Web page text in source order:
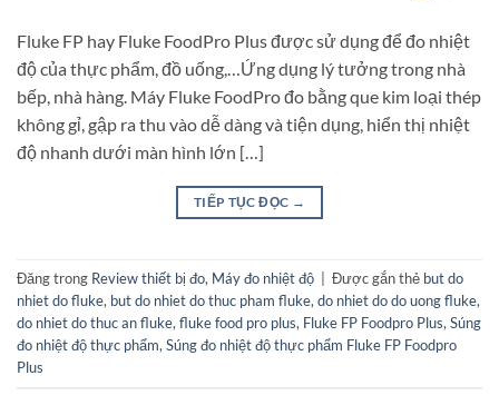
Fluke FP hay Fluke FoodPro Plus được sử dụng để đo nhiệt
độ của thực phẩm, đồ uống,…Ứng dụng lý tưởng trong nhà
bếp, nhà hàng. Máy Fluke FoodPro đo bằng que kim loại thép
không gỉ, gập ra thu vào dễ dàng và tiện dụng, hiển thị nhiệt
độ nhanh dưới màn hình lớn […]
TIẾP TỤC ĐỌC →
Đăng trong Review thiết bị đo, Máy đo nhiệt độ Được gắn thẻ but do
nhiet do fluke, but do nhiet do thuc pham fluke, do nhiet do do uong fluke,
do nhiet do thuc an fluke, fluke food pro plus, Fluke FP Foodpro Plus, Súng
đo nhiệt độ thực phẩm, Súng đo nhiệt độ thực phẩm Fluke FP Foodpro
Plus